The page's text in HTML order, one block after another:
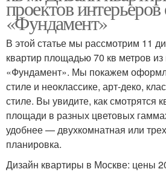
проектов
«Фундамент»
В этой статье мы рассмотрим 11
квартир площадью 70 кв метров
«Фундамент». Мы покажем
стиле и неоклассике, арт-деко,
стиле. Вы увидите, как смотрятся
площади в разных цветовых
удобнее — двухкомнатная или
планировка.
Дизайн квартиры в Москве: цены